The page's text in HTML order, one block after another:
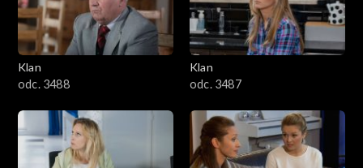
2401–2500
2301–2400
2201–2300
2101–2200
Klan
odc. 3488
Klan
odc. 3487